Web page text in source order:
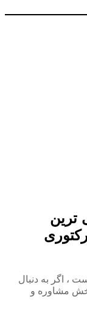
ترین
، اگر به دنبال
مشاوره و